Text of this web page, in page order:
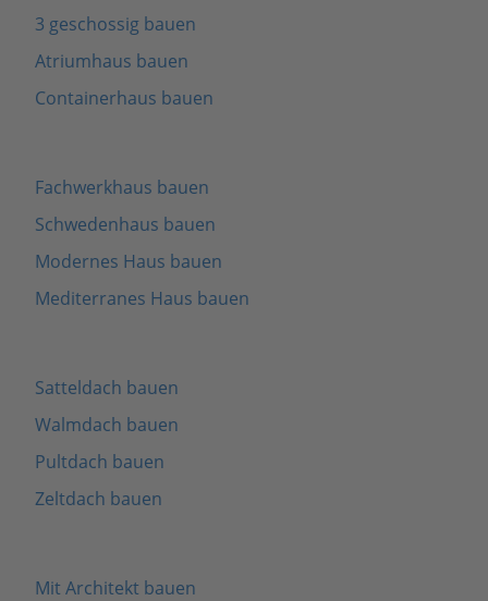
3 geschossig bauen
Atriumhaus bauen
Containerhaus bauen
Fachwerkhaus bauen
Schwedenhaus bauen
Modernes Haus bauen
Mediterranes Haus bauen
Satteldach bauen
Walmdach bauen
Pultdach bauen
Zeltdach bauen
Mit Architekt bauen